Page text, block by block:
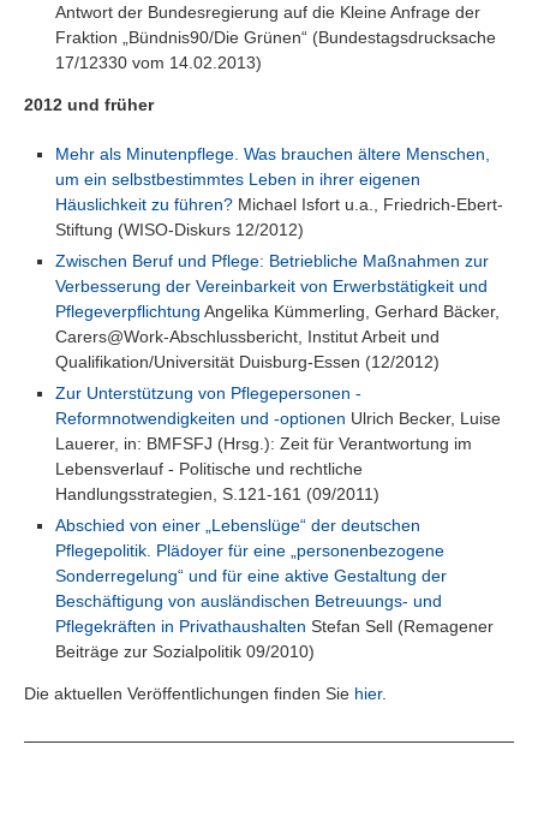
Antwort der Bundesregierung auf die Kleine Anfrage der
Fraktion „Bündnis90/Die Grünen“ (Bundestagsdrucksache
17/12330 vom 14.02.2013)
2012 und früher
Mehr als Minutenpflege. Was brauchen ältere Menschen,
um ein selbstbestimmtes Leben in ihrer eigenen
Häuslichkeit zu führen?Michael Isfort u.a., Friedrich-Ebert-
Stiftung (WISO-Diskurs 12/2012)
Zwischen Beruf und Pflege: Betriebliche Maßnahmen zur
Verbesserung der Vereinbarkeit von Erwerbstätigkeit und
Pflegeverpflichtung Angelika Kümmerling, Gerhard Bäcker,
Carers@Work-Abschlussbericht, Institut Arbeit und
Qualifikation/Universität Duisburg-Essen (12/2012)
Zur Unterstützung von Pflegepersonen -
Reformnotwendigkeiten und -optionen Ulrich Becker, Luise
Lauerer, in: BMFSFJ (Hrsg.): Zeit für Verantwortung im
Lebensverlauf - Politische und rechtliche
Handlungsstrategien, S.121-161 (09/2011)
Abschied von einer „Lebenslüge“ der deutschen
Pflegepolitik. Plädoyer für eine „personenbezogene
Sonderregelung“ und für eine aktive Gestaltung der
Beschäftigung von ausländischen Betreuungs- und
Pflegekräften in Privathaushalten Stefan Sell (Remagener
Beiträge zur Sozialpolitik 09/2010)
Die aktuellen Veröffentlichungen finden Sie hier.